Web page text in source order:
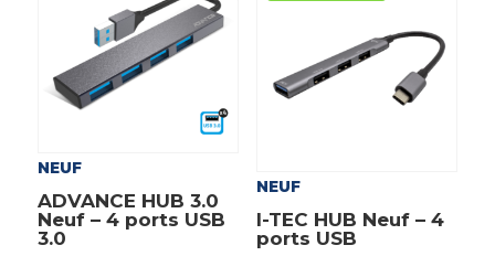
NEUF
ADVANCE HUB 3.0
Neuf – 4 ports USB
3.0
NEUF
I-TEC HUB Neuf – 4
ports USB